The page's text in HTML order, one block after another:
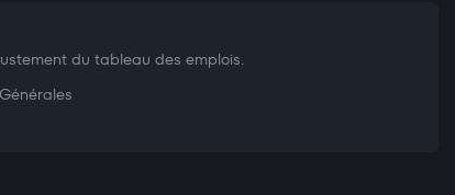
du tableau des emplois.